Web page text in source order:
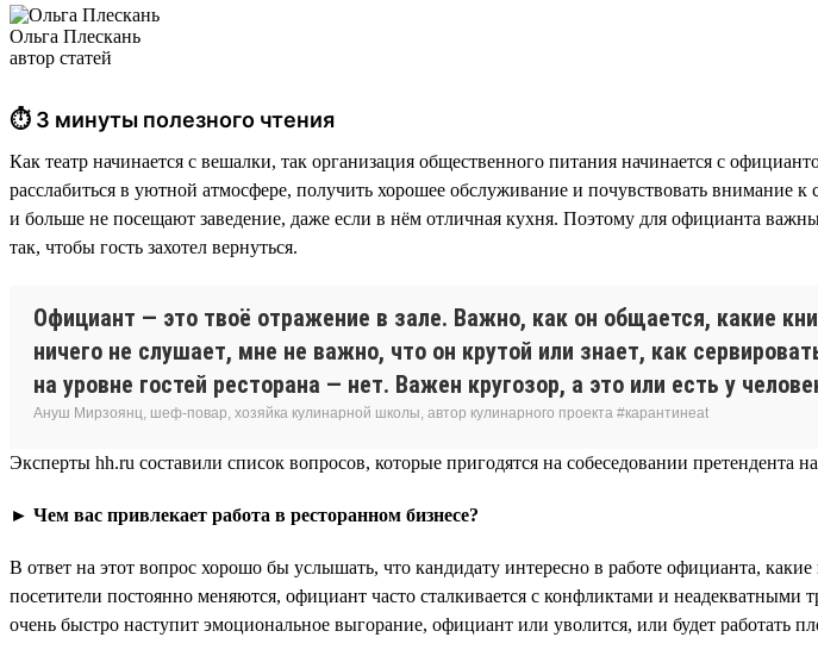
Ольга Плескань
автор статей
⏱ 3 минуты полезного чтения
Как театр начинается с вешалки, так организация общественного питания начинается с
расслабиться в уютной атмосфере, получить хорошее обслуживание и почувствовать внимание
и больше не посещают заведение, даже если в нём отличная кухня. Поэтому для официанта
так, чтобы гость захотел вернуться.
Официант — это твоё отражение в зале. Важно, как он общается, какие
ничего не слушает, мне не важно, что он крутой или знает, как
на уровне гостей ресторана — нет. Важен кругозор, а это или есть у
Ануш Мирзоянц, шеф-повар, хозяйка кулинарной школы, автор кулинарного проекта #карантинeat
Эксперты hh.ru составили список вопросов, которые пригодятся на собеседовании претендента
► Чем вас привлекает работа в ресторанном бизнесе?
В ответ на этот вопрос хорошо бы услышать, что кандидату интересно в работе официанта,
посетители постоянно меняются, официант часто сталкивается с конфликтами и
очень быстро наступит эмоциональное выгорание, официант или уволится, или будет работать